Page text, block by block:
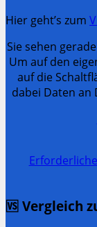
Hier geht’s zum
Sie sehen
Um auf den
auf die
dabei Daten
🆚 Vergleich